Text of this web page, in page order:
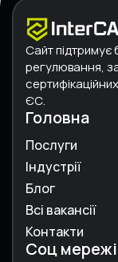
Сайт підтримує
регулювання,
ЄС.
Головна
Послуги
Індустрії
Блог
Всі вакансії
Контакти
Соц мережі